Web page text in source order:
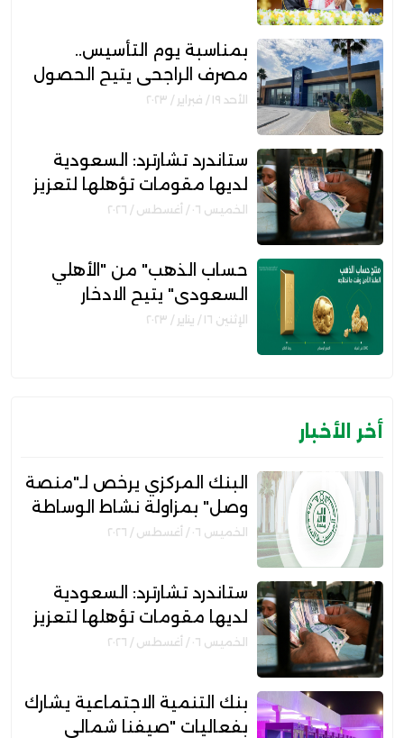
بمناسبة يوم التأسيس..
مصرف الراجحي يتيح الحصول
على تمويل شخصي بدون
والشروط
الأحد ١٩ / فبراير / ٢٠٢٣
ستاندرد تشارترد: السعودية
لديها مقومات تؤهلها لتعزيز
مكانتها بمجال التمويل
الخميس ٠٦ / أغسطس / ٢٠٢٦
حساب الذهب" من "الأهلي
السعودي" يتيح الادخار
والاستثمار في الذهب .. تعرف
الإثنين ١٦ / يناير / ٢٠٢٣
أخر الأخبار
البنك المركزي يرخص لـ"منصة
وصل" بمزاولة نشاط الوساطة
الرقمية لجهات التمويل
الخميس ٠٦ / أغسطس / ٢٠٢٦
ستاندرد تشارترد: السعودية
لديها مقومات تؤهلها لتعزيز
مكانتها بمجال التمويل
الخميس ٠٦ / أغسطس / ٢٠٢٦
بنك التنمية الاجتماعية يشارك
بفعاليات "صيفنا شمالي